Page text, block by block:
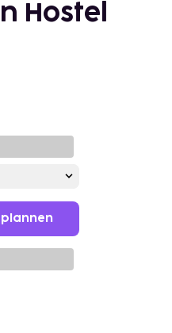
Hostel
plannen